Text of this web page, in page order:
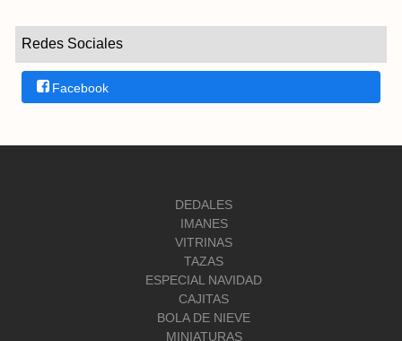
Redes Sociales
Facebook
DEDALES
IMANES
VITRINAS
TAZAS
ESPECIAL NAVIDAD
CAJITAS
BOLA DE NIEVE
MINIATURAS